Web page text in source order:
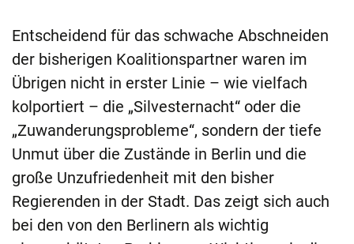
Entscheidend für das schwache Abschneiden
der bisherigen Koalitionspartner waren im
Übrigen nicht in erster Linie – wie vielfach
kolportiert – die „Silvesternacht“ oder die
„Zuwanderungsprobleme“, sondern der tiefe
Unmut über die Zustände in Berlin und die
große Unzufriedenheit mit den bisher
Regierenden in der Stadt. Das zeigt sich auch
bei den von den Berlinern als wichtig